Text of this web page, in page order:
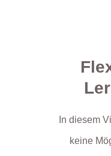
In diesem
keine